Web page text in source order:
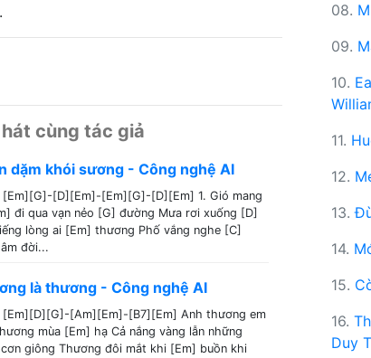
hát cùng tác giả
dặm khói sương - Công nghệ AI
[Em][G]-[D][Em]-[Em][G]-[D][Em] 1. Gió mang
đi qua vạn nẻo [G] đường Mưa rơi xuống [D]
lòng ai [Em] thương Phố vắng nghe [C]
đời...
là thương - Công nghệ AI
[Em][D][G]-[Am][Em]-[B7][Em] Anh thương em
mùa [Em] hạ Cả nắng vàng lẫn những
giông Thương đôi mắt khi [Em] buồn khi
08.
09.
10.
11.
12.
13.
14.
15.
16.
Duy